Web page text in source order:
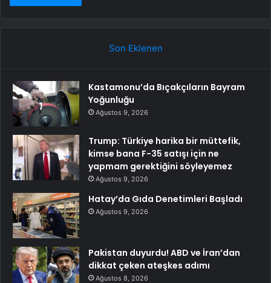
Son Eklenen
Kastamonu’da Bıçakçıların Bayram
Yoğunluğu
Ağustos 9, 2026
Trump: Türkiye harika bir müttefik,
kimse bana F-35 satışı için ne
yapmam gerektiğini söyleyemez
Ağustos 9, 2026
Hatay’da Gıda Denetimleri Başladı
Ağustos 9, 2026
Pakistan duyurdu! ABD ve İran’dan
dikkat çeken ateşkes adımı
Ağustos 8, 2026